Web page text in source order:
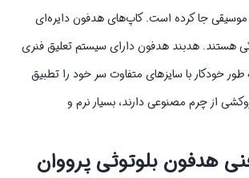
موسیقی جا کرده است. کاپ‌های هدفون دایره‌ای
هستند. هدبند هدفون دارای سیستم تعلیق فنری
خودکار با سایزهای متفاوت سر خود را تطبیق
از چرم مصنوعی دارند، بسیار نرم و
هدفون بلوتوثی پرووان